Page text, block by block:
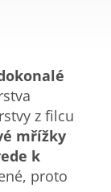
z filcu
mřížky
k
proto